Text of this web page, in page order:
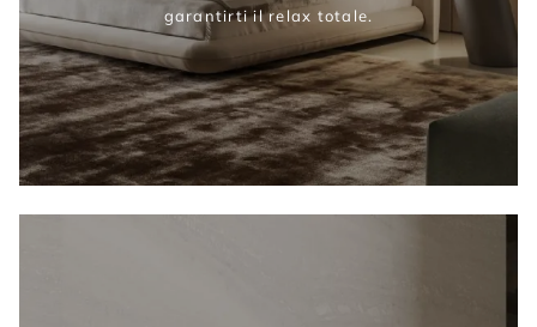
garantirti il relax totale.